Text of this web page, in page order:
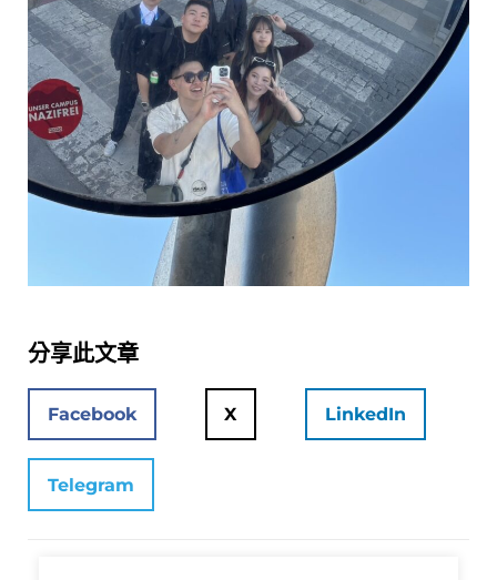
分享此文章
Facebook X LinkedIn
Telegram